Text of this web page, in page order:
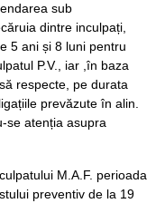
sub
dintre inculpați,
5 ani și 8 luni pentru
P.V., iar ,în baza
respecte, pe durata
prevăzute în alin.
se atenția asupra
M.A.F. perioada
preventiv de la 19